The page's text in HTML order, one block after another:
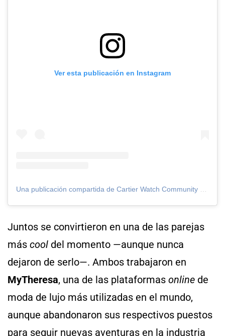
Ver esta publicación en Instagram
Juntos se convirtieron en una de las parejas
más cool del momento —aunque nunca
dejaron de serlo—. Ambos trabajaron en
MyTheresa, una de las plataformas online de
moda de lujo más utilizadas en el mundo,
aunque abandonaron sus respectivos puestos
para seguir nuevas aventuras en la industria